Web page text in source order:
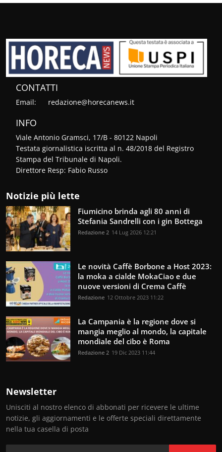
CONTATTI
Email: redazione@horecanews.it
INFO
Viale Antonio Gramsci, 17/B - 80122 Napoli
Testata giornalistica iscritta al n. 48/2018 del Registro
Stampa del Tribunale di Napoli.
Direttore Resp: Fabio Russo
Notizie più lette
Fiumicino brinda agli 80 anni di
Stefania Sandrelli con i gin Bottega
Redazione 2 14 Lug 2026 12:21
Le novità Caffè Borbone a Host 2023:
la moka a cialde MokaCiao e due
nuove versioni di Crema Caffè
Redazione 12 Ottobre 2023 11:22
La Campania è la regione dove si
mangia meglio al mondo, la capitale
mondiale del cibo è Roma
Redazione 2 19 Dic 2023 11:44
Newsletter
Unisciti al nostro elenco di abbonati per ricevere le ultime
notizie, gli aggiornamenti e le offerte speciali direttamente
nella tua casella di posta